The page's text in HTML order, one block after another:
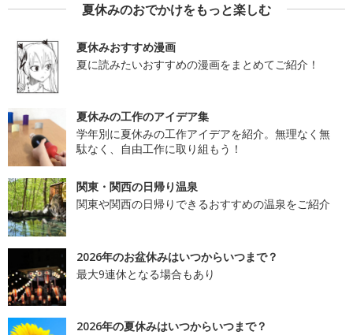
夏休みのおでかけをもっと楽しむ
夏休みおすすめ漫画
夏に読みたいおすすめの漫画をまとめてご紹介！
夏休みの工作のアイデア集
学年別に夏休みの工作アイデアを紹介。無理なく無
駄なく、自由工作に取り組もう！
関東・関西の日帰り温泉
関東や関西の日帰りできるおすすめの温泉をご紹介
2026年のお盆休みはいつからいつまで？
最大9連休となる場合もあり
2026年の夏休みはいつからいつまで？